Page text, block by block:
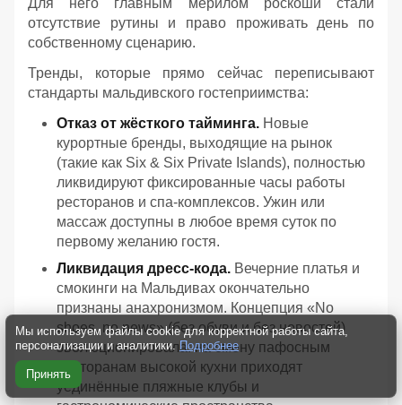
Для него главным мерилом роскоши стали
отсутствие рутины и право проживать день по
собственному сценарию.
Тренды, которые прямо сейчас переписывают
стандарты мальдивского гостеприимства:
Отказ от жёсткого тайминга. Новые
курортные бренды, выходящие на рынок
(такие как Six & Six Private Islands), полностью
ликвидируют фиксированные часы работы
ресторанов и спа-комплексов. Ужин или
массаж доступны в любое время суток по
первому желанию гостя.
Ликвидация дресс-кода. Вечерние платья и
смокинги на Мальдивах окончательно
признаны анахронизмом. Концепция «No
shoes, no news» (без обуви и без новостей)
эволюционировала: на смену пафосным
ресторанам высокой кухни приходят
уединённые пляжные клубы и
Мы используем файлы cookie для корректной работы сайта,
персонализации и аналитики. Подробнее
Принять